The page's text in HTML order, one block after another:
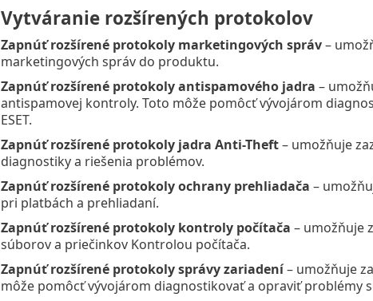
Vytváranie rozšírených protokolov
Zapnúť rozšírené protokoly marketingových správ–
marketingových správ do produktu.
Zapnúť rozšírené protokoly antispamového jadra –
antispamovej kontroly. Toto môže pomôcť vývojárom
ESET.
Zapnúť rozšírené protokoly jadra Anti-Theft– umožňuje
diagnostiky a riešenia problémov.
Zapnúť rozšírené protokoly ochrany prehliadača –
pri platbách a prehliadaní.
Zapnúť rozšírené protokoly kontroly počítača – umožňuje
súborov a priečinkov Kontrolou počítača.
Zapnúť rozšírené protokoly správy zariadení– umožňuje
môže pomôcť vývojárom diagnostikovať a opraviť problémy